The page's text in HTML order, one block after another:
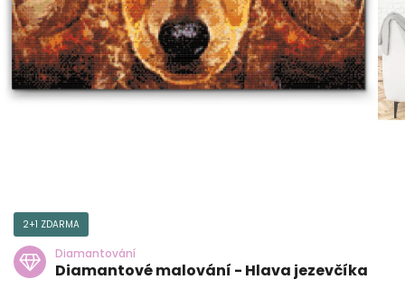
2+1 ZDARMA
Diamantování
Diamantové malování - Hlava jezevčíka